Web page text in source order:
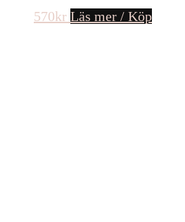
570kr Läs mer / Köp